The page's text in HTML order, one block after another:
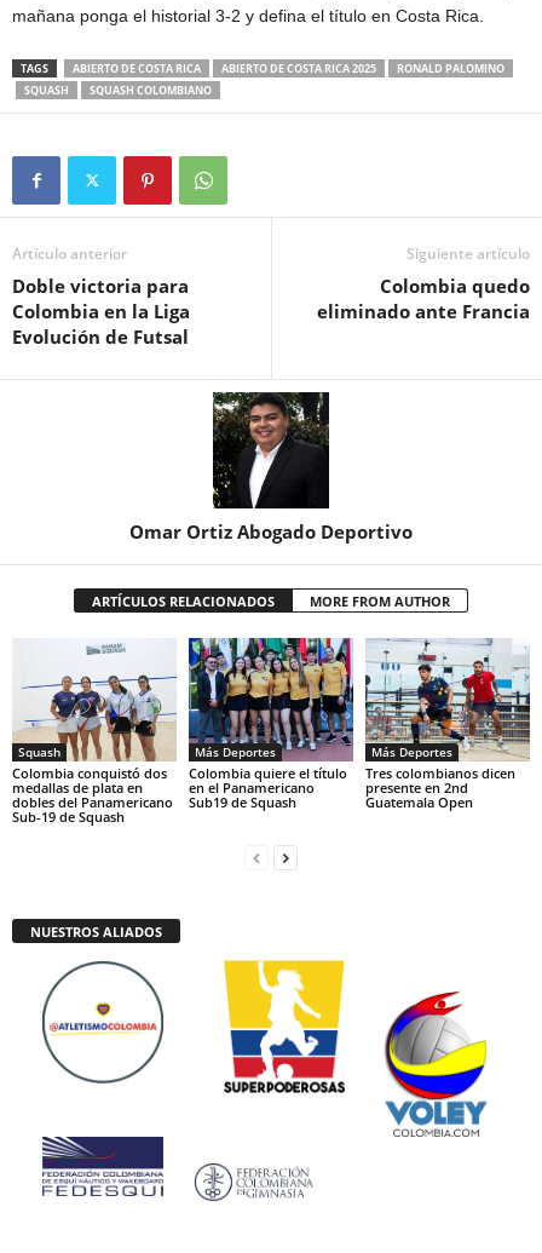
mañana ponga el historial 3-2 y defina el título en Costa Rica.
TAGS ABIERTO DE COSTA RICA ABIERTO DE COSTA RICA 2025
RONALD PALOMINO
SQUASH
SQUASH COLOMBIANO
Artículo anterior
Doble victoria para
Colombia en la Liga
Evolución de Futsal
Siguiente artículo
Colombia quedo
eliminado ante Francia
Omar Ortiz Abogado Deportivo
ARTÍCULOS RELACIONADOS MORE FROM AUTHOR
Squash
Colombia conquistó dos
medallas de plata en
dobles del Panamericano
Sub-19 de Squash
Más Deportes
Colombia quiere el título
en el Panamericano
Sub19 de Squash
Más Deportes
Tres colombianos dicen
presente en 2nd
Guatemala Open
NUESTROS ALIADOS